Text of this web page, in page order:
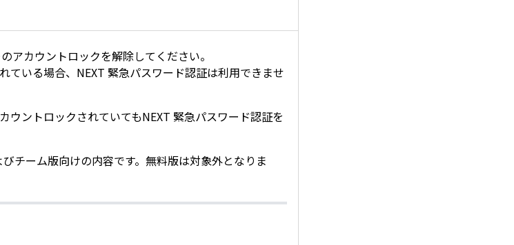
アカウントロックを解除してください。
ている場合、NEXT 緊急パスワード認証は利用できませ
ウントロックされていてもNEXT 緊急パスワード認証を
チーム版向けの内容です。無料版は対象外となりま